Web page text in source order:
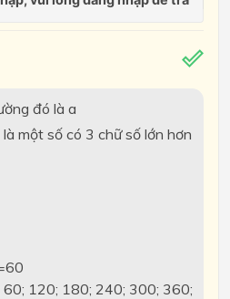
đó là a
là một số có 3 chữ số lớn hơn
120; 180; 240; 300; 360;